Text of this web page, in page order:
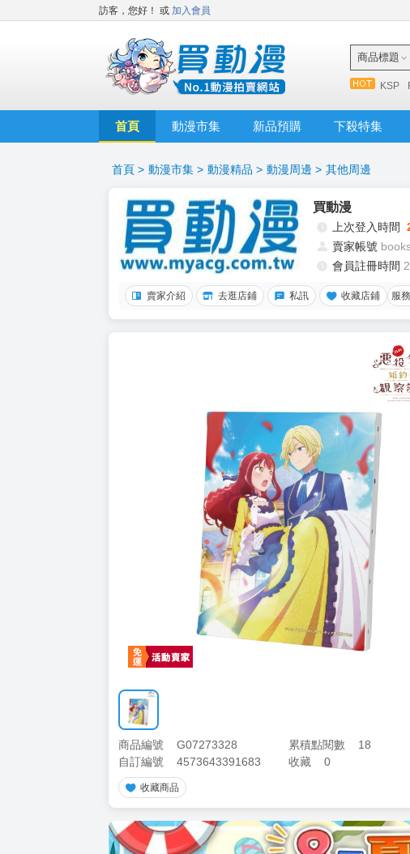
訪客，您好！ 或 加入會員
商品標題
KSP
首頁 動漫市集 新品預購 下殺特集
首頁 > 動漫市集 > 動漫精品 > 動漫周邊 > 其他周邊
買動漫
上次登入時間
賣家帳號
會員註冊時間
賣家介紹 去逛店鋪 私訊 收藏店鋪 服
商品編號 G07273328 累積點閱數
18
自訂編號
4573643391683 收藏 0
收藏商品